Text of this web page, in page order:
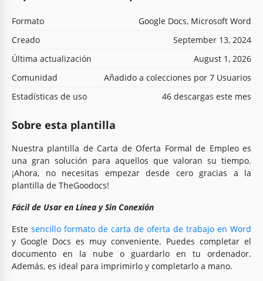
Formato
Google Docs, Microsoft Word
Creado
September 13, 2024
Última actualización
August 1, 2026
Comunidad
Añadido a colecciones por 7 Usuarios
Estadísticas de uso
46 descargas este mes
Sobre esta plantilla
Nuestra plantilla de Carta de Oferta Formal de Empleo es
una gran solución para aquellos que valoran su tiempo.
¡Ahora, no necesitas empezar desde cero gracias a la
plantilla de TheGoodocs!
Fácil de Usar en Línea y Sin Conexión
Este sencillo formato de carta de oferta de trabajo en Word
y Google Docs es muy conveniente. Puedes completar el
documento en la nube o guardarlo en tu ordenador.
Además, es ideal para imprimirlo y completarlo a mano.